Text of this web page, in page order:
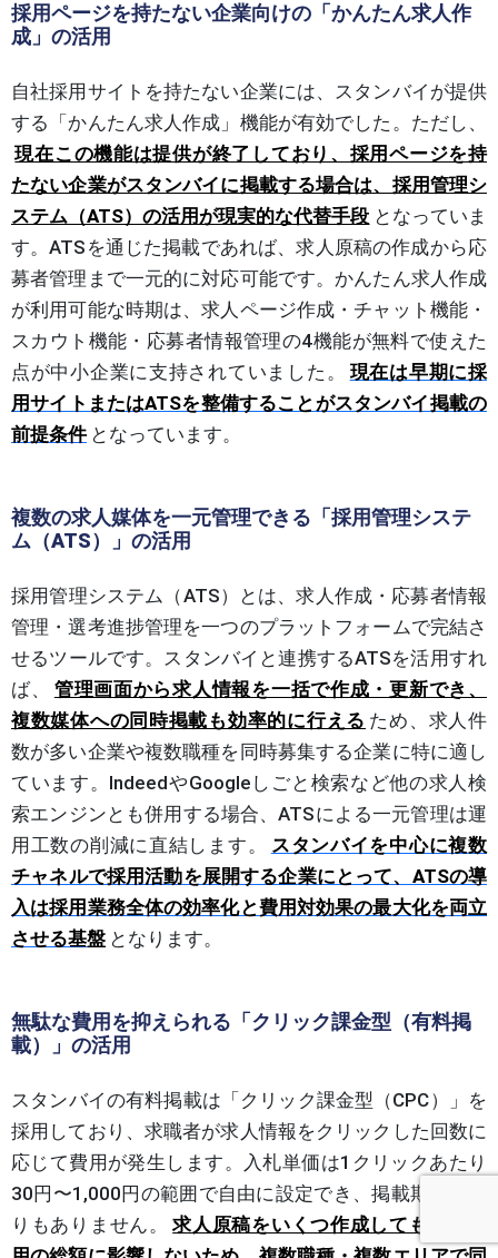
採用ページを持たない企業向けの「かんたん求人作
成」の活用
自社採用サイトを持たない企業には、スタンバイが提供
する「かんたん求人作成」機能が有効でした。ただし、
現在この機能は提供が終了しており、採用ページを持
たない企業がスタンバイに掲載する場合は、採用管理シ
ステム（ATS）の活用が現実的な代替手段 となっていま
す。ATSを通じた掲載であれば、求人原稿の作成から応
募者管理まで一元的に対応可能です。かんたん求人作成
が利用可能な時期は、求人ページ作成・チャット機能・
スカウト機能・応募者情報管理の4機能が無料で使えた
点が中小企業に支持されていました。
現在は早期に採
用サイトまたはATSを整備することがスタンバイ掲載の
前提条件 となっています。
複数の求人媒体を一元管理できる「採用管理システ
ム（ATS）」の活用
採用管理システム（ATS）とは、求人作成・応募者情報
管理・選考進捗管理を一つのプラットフォームで完結さ
せるツールです。スタンバイと連携するATSを活用すれ
ば、
管理画面から求人情報を一括で作成・更新でき、
複数媒体への同時掲載も効率的に行える ため、求人件
数が多い企業や複数職種を同時募集する企業に特に適し
ています。IndeedやGoogleしごと検索など他の求人検
索エンジンとも併用する場合、ATSによる一元管理は運
用工数の削減に直結します。
スタンバイを中心に複数
チャネルで採用活動を展開する企業にとって、ATSの導
入は採用業務全体の効率化と費用対効果の最大化を両立
させる基盤 となります。
無駄な費用を抑えられる「クリック課金型（有料掲
載）」の活用
スタンバイの有料掲載は「クリック課金型（CPC）」を
採用しており、求職者が求人情報をクリックした回数に
応じて費用が発生します。入札単価は1クリックあたり
30円〜1,000円の範囲で自由に設定でき、掲載期間の縛
りもありません。
求人原稿をいくつ作成しても掲載費